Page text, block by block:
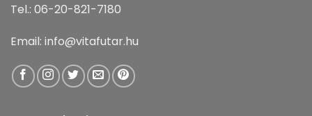
Tel.: 06-20-821-7180
Email: info@vitafutar.hu